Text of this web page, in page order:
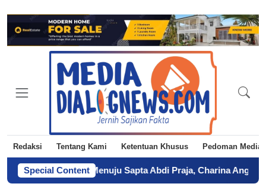
Redaksi Tentang Kami Ketentuan Khusus Pedoman Media
Special Content
Menuju Sapta Abdi Praja, Charina Anggie Simbolon